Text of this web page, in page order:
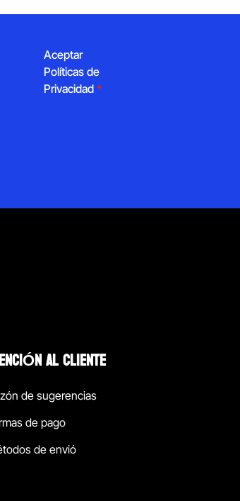
Aceptar
Políticas de
Privacidad *
AL CLIENTE
de sugerencias
de pago
de envió